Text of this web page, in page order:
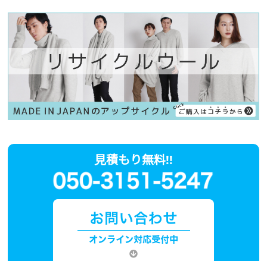
見積もり無料!!